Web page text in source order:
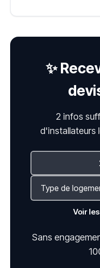
✨
2 infos
d'installateurs
Voir
Sans